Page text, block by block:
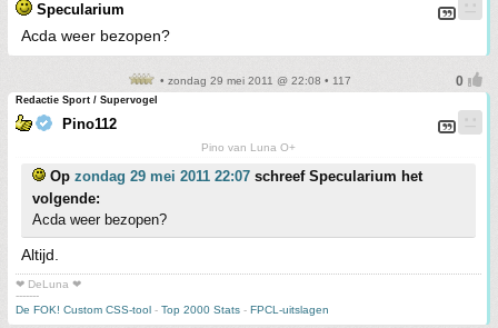
Specularium
Acda weer bezopen?
• zondag 29 mei 2011 @ 22:08 • 117
Redactie Sport / Supervogel
Pino112
Pino van Luna O+
Op zondag 29 mei 2011 22:07 schreef Specularium het
volgende:
Acda weer bezopen?
Altijd.
❤ DeLuna ❤
-------
De FOK! Custom CSS-tool - Top 2000 Stats - FPCL-uitslagen